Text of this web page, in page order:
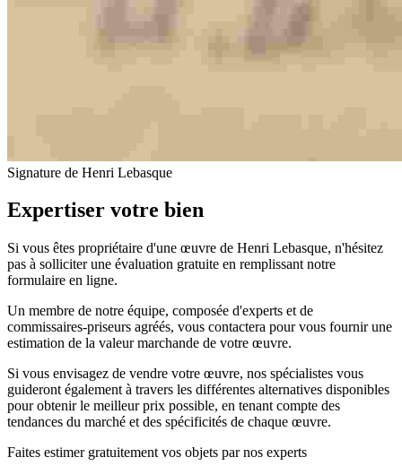
Signature de Henri Lebasque
Expertiser votre bien
Si vous êtes propriétaire d'une œuvre de Henri Lebasque, n'hésitez
pas à solliciter une évaluation gratuite en remplissant notre
formulaire en ligne.
Un membre de notre équipe, composée d'experts et de
commissaires-priseurs agréés, vous contactera pour vous fournir une
estimation de la valeur marchande de votre œuvre.
Si vous envisagez de vendre votre œuvre, nos spécialistes vous
guideront également à travers les différentes alternatives disponibles
pour obtenir le meilleur prix possible, en tenant compte des
tendances du marché et des spécificités de chaque œuvre.
Faites estimer gratuitement vos objets par nos experts